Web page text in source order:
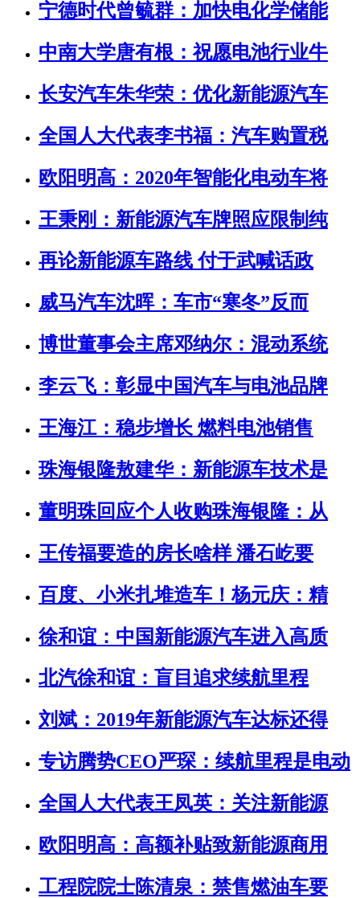
宁德时代曾毓群：加快电化学储能
中南大学唐有根：祝愿电池行业牛
长安汽车朱华荣：优化新能源汽车
全国人大代表李书福：汽车购置税
欧阳明高：2020年智能化电动车将
王秉刚：新能源汽车牌照应限制纯
再论新能源车路线 付于武喊话政
威马汽车沈晖：车市“寒冬”反而
博世董事会主席邓纳尔：混动系统
李云飞：彰显中国汽车与电池品牌
王海江：稳步增长 燃料电池销售
珠海银隆敖建华：新能源车技术是
董明珠回应个人收购珠海银隆：从
王传福要造的房长啥样 潘石屹要
百度、小米扎堆造车！杨元庆：精
徐和谊：中国新能源汽车进入高质
北汽徐和谊：盲目追求续航里程
刘斌：2019年新能源汽车达标还得
专访腾势CEO严琛：续航里程是电动
全国人大代表王凤英：关注新能源
欧阳明高：高额补贴致新能源商用
工程院院士陈清泉：禁售燃油车要